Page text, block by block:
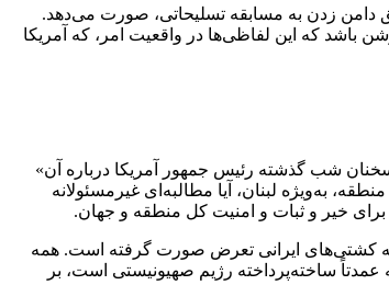
دامن زدن به مسابقه تسلیحاتی، صورت می‌دهد.
باشد که این لفاظی‌ها در واقعیت امر، که آمریکا
شب گذشته رئیس جمهور آمریکا درباره آن»
به‌ویژه لبنان، آیا مطالبه‌ای غیرمسئولانه
برای خیر و ثبات و امنیت کل منطقه و جهان.
در آزادی دریانوردی شده و در آب‌های آزاد به کشتی‌های ایرانی تعرض صورت گرفته است. همه
ساخته‌پرداخته رژیم صهیونیستی است، بر